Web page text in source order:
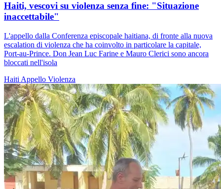
Haiti, vescovi su violenza senza fine: "Situazione
inaccettabile"
L'appello dalla Conferenza episcopale haitiana, di fronte alla nuova
escalation di violenza che ha coinvolto in particolare la capitale,
Port-au-Prince. Don Jean Luc Farine e Mauro Clerici sono ancora
bloccati nell'isola
Haiti Appello Violenza